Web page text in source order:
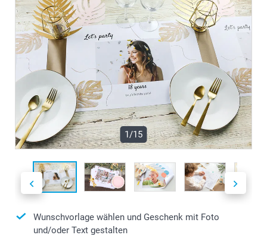
1/15
Wunschvorlage wählen und Geschenk mit Foto
und/oder Text gestalten